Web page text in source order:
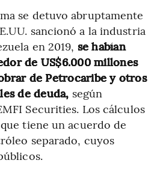
se detuvo abruptamente
sancionó a la industria
en 2019, se habían
de US$6.000 millones
de Petrocaribe y otros
de deuda, según
Securities. Los cálculos
tiene un acuerdo de
separado, cuyos